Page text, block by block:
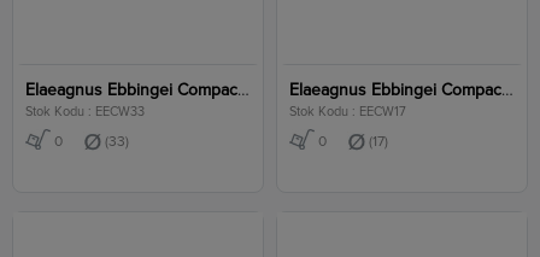
Elaeagnus Ebbingei Compacta Wall Clt 33
Stok Kodu : EECW33
0 (33)
Elaeagnus Ebbingei Compacta Wall Clt 17
Stok Kodu : EECW17
0 (17)